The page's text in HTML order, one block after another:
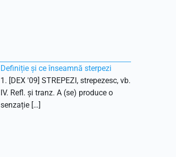
Definiție și ce înseamnă sterpezi
1. [DEX '09] STREPEZI, strepezesc, vb.
IV. Refl. și tranz. A (se) produce o
senzație […]